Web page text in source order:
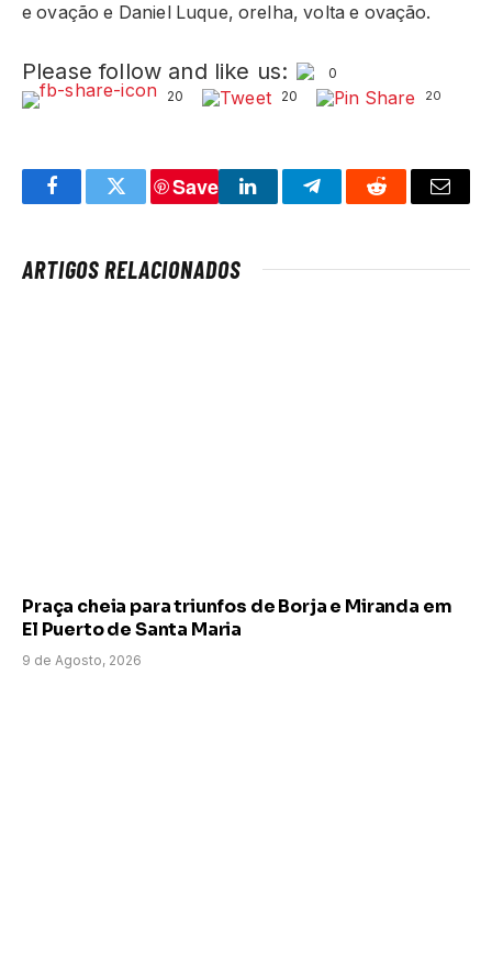
e ovação e Daniel Luque, orelha, volta e ovação.
Please follow and like us:
0
20
20 20
FacebookTwitter
Save
LinkedInTelegramReddit Email
ARTIGOS RELACIONADOS
Praça cheia para triunfos de Borja e Miranda em
El Puerto de Santa Maria
9 de Agosto, 2026